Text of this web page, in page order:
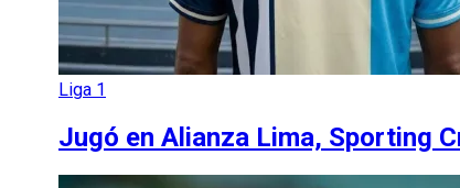
Liga 1
Jugó en Alianza Lima, Sporting